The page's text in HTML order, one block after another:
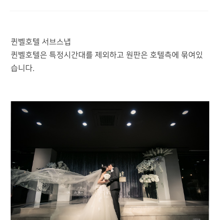
퀸벨호텔 서브스냅
퀸벨호텔은 특정시간대를 제외하고 원판은 호텔측에 묶여있
습니다.